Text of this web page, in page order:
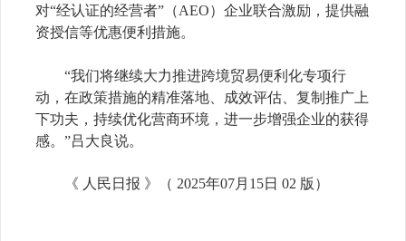
对“经认证的经营者”（AEO）企业联合激励，提供融
资授信等优惠便利措施。
“我们将继续大力推进跨境贸易便利化专项行
动，在政策措施的精准落地、成效评估、复制推广上
下功夫，持续优化营商环境，进一步增强企业的获得
感。”吕大良说。
《 人民日报 》（ 2025年07月 15日 02 版）